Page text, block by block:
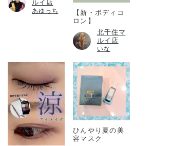
ルイ店
あゆっち
【新・ボディコ
ロン】
北千住マ
ルイ店
いな
ひんやり夏の美
容マスク